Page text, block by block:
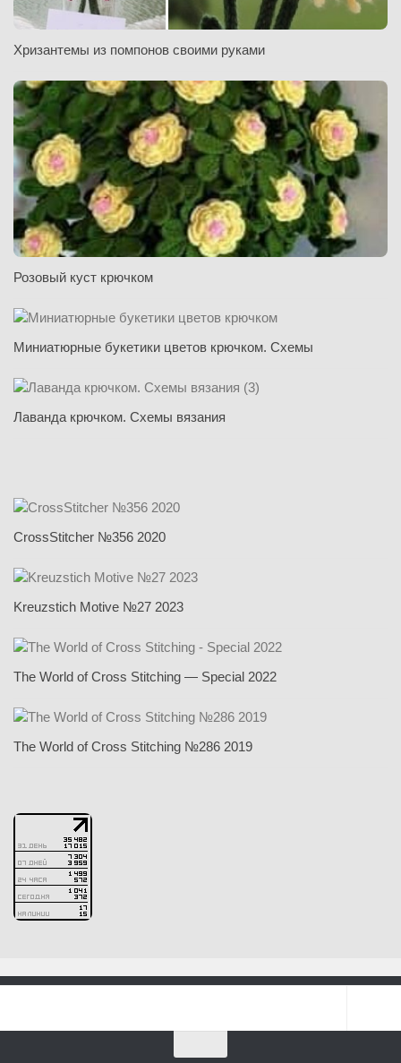
Хризантемы из помпонов своими руками
Розовый куст крючком
Миниатюрные букетики цветов крючком. Схемы
Лаванда крючком. Схемы вязания
CrossStitcher №356 2020
Kreuzstich Motive №27 2023
The World of Cross Stitching — Special 2022
The World of Cross Stitching №286 2019